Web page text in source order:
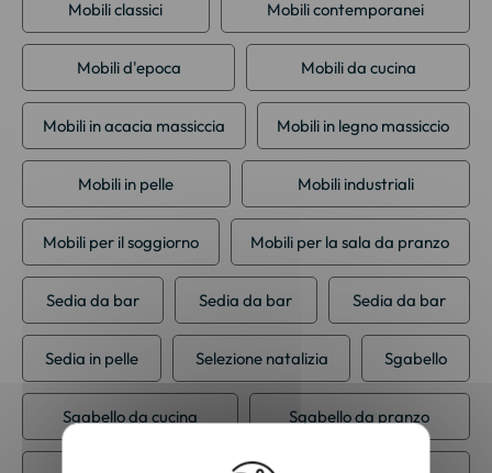
Mobili classici Mobili contemporanei
Mobili d'epoca Mobili da cucina
Mobili in acacia massiccia Mobili in legno massiccio
Mobili in pelle Mobili industriali
Mobili per il soggiorno Mobili per la sala da pranzo
Sedia da bar Sedia da bar Sedia da bar
Sedia in pelle Selezione natalizia Sgabello
Sgabello da cucina Sgabello da pranzo